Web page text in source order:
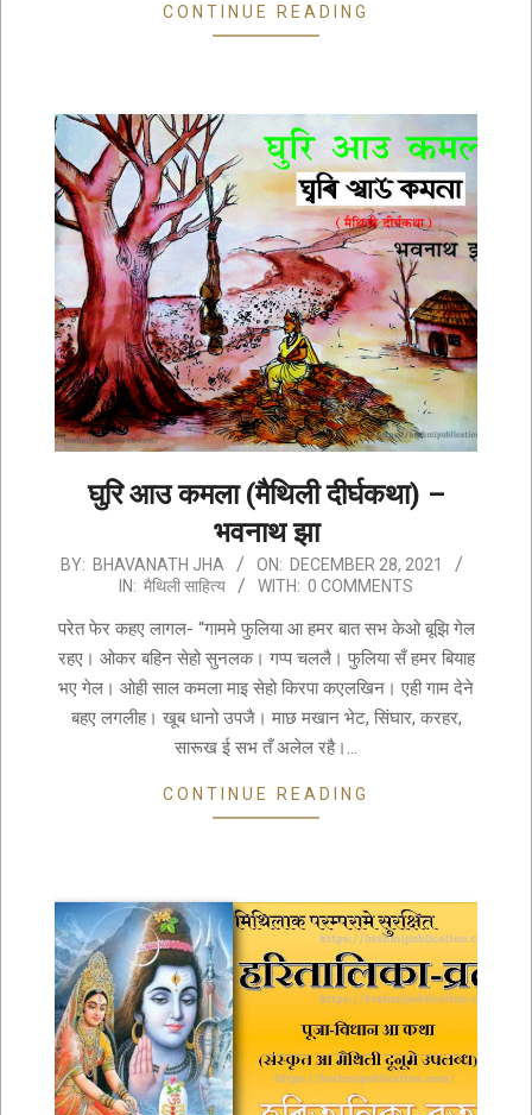
CONTINUE READING
घुरि आउ कमला (मैथिली दीर्घकथा) –
भवनाथ झा
2021-
28
BY: BHAVANATH JHA ON: DECEMBER 28, 2021
IN: मैथिली साहित्य WITH: 0 COMMENTS
परेत फेर कहए लागल- “गाममे फुलिया आ हमर बात सभ केओ बूझि गेल
रहए। ओकर बहिन सेहो सुनलक। गप्प चललै। फुलिया सँ हमर बियाह
भए गेल। ओही साल कमला माइ सेहो किरपा कएलखिन। एही गाम देने
बहए लगलीह। खूब धानो उपजै। माछ मखान भेट, सिंघार, करहर,
सारूख ई सभ तँ अलेल रहै।…
CONTINUE READING